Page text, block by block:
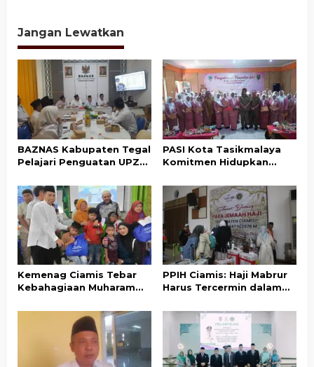
Jangan Lewatkan
BAZNAS Kabupaten Tegal
Pelajari Penguatan UPZ
PASI Kota Tasikmalaya
Komitmen Hidupkan
Sunda
Kemenag Ciamis Tebar
Kebahagiaan Muharam
dan Disabilitas
PPIH Ciamis: Haji Mabrur
Harus Tercermin dalam
Sosial